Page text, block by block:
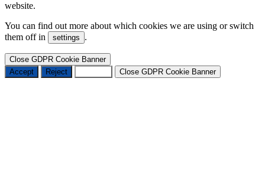
website.
You can find out more about which cookies we are using or switch
them off in
settings .
Close GDPR Cookie Banner
Accept
Reject Close GDPR Cookie Banner